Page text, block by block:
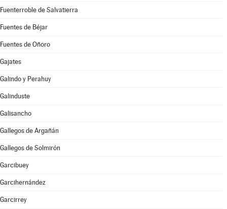
Fuenterroble de Salvatierra
Fuentes de Béjar
Fuentes de Oñoro
Gajates
Galindo y Perahuy
Galinduste
Galisancho
Gallegos de Argañán
Gallegos de Solmirón
Garcibuey
Garcihernández
Garcirrey